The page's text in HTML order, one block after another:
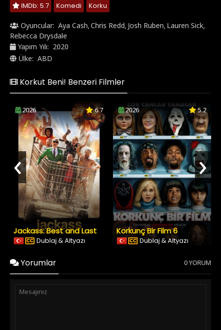
IMDb: 5.7 Komedi Korku
Oyuncular: Aya Cash,Chris Redd, Josh Ruben, Lauren Sick,
Rebecca Drysdale
Yapım Yılı: 2020
Ülke: ABD
Korkut Beni! Benzeri Filmler
2026 6.7
Jackass: Best and Last
Dublaj & Altyazı
2026 5.2
Korkunç Bir Film 6
Dublaj & Altyazı
‹ ›
Yorumlar 0 YORUM